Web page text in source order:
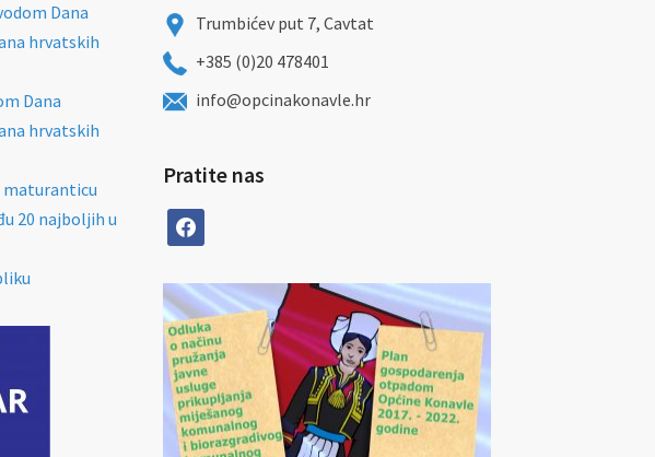
Dana
hrvatskih
Dana
hrvatskih
maturanticu
20 najboljih u
Trumbićev put 7, Cavtat
+385 (0)20 478401
info@opcinakonavle.hr
Pratite nas
facebook